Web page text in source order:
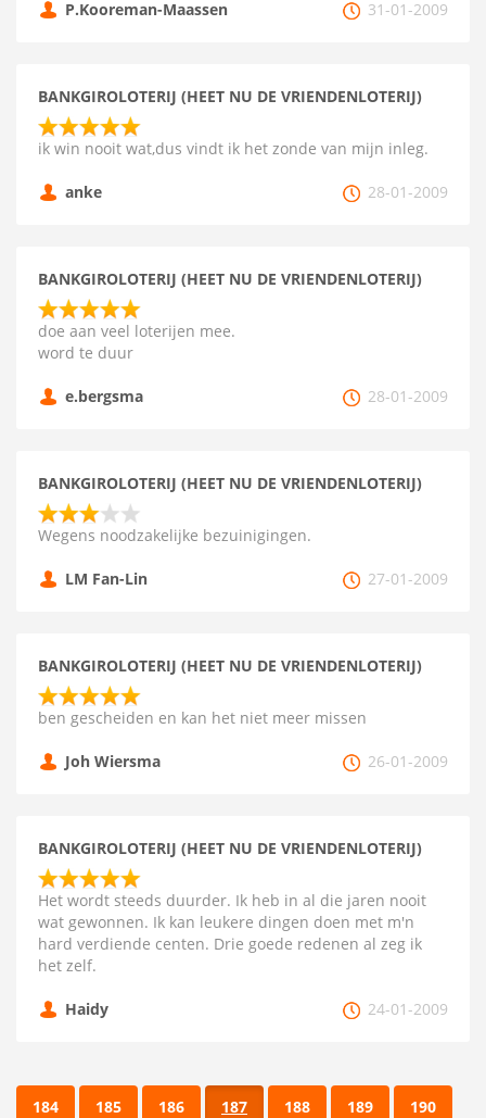
P.Kooreman-Maassen 31-01-2009
BANKGIROLOTERIJ (HEET NU DE VRIENDENLOTERIJ)
ik win nooit wat,dus vindt ik het zonde van mijn inleg.
anke 28-01-2009
BANKGIROLOTERIJ (HEET NU DE VRIENDENLOTERIJ)
doe aan veel loterijen mee.
word te duur
e.bergsma 28-01-2009
BANKGIROLOTERIJ (HEET NU DE VRIENDENLOTERIJ)
Wegens noodzakelijke bezuinigingen.
LM Fan-Lin 27-01-2009
BANKGIROLOTERIJ (HEET NU DE VRIENDENLOTERIJ)
ben gescheiden en kan het niet meer missen
Joh Wiersma 26-01-2009
BANKGIROLOTERIJ (HEET NU DE VRIENDENLOTERIJ)
Het wordt steeds duurder. Ik heb in al die jaren nooit
wat gewonnen. Ik kan leukere dingen doen met m'n
hard verdiende centen. Drie goede redenen al zeg ik
het zelf.
Haidy 24-01-2009
184 185 186 187 188 189 190